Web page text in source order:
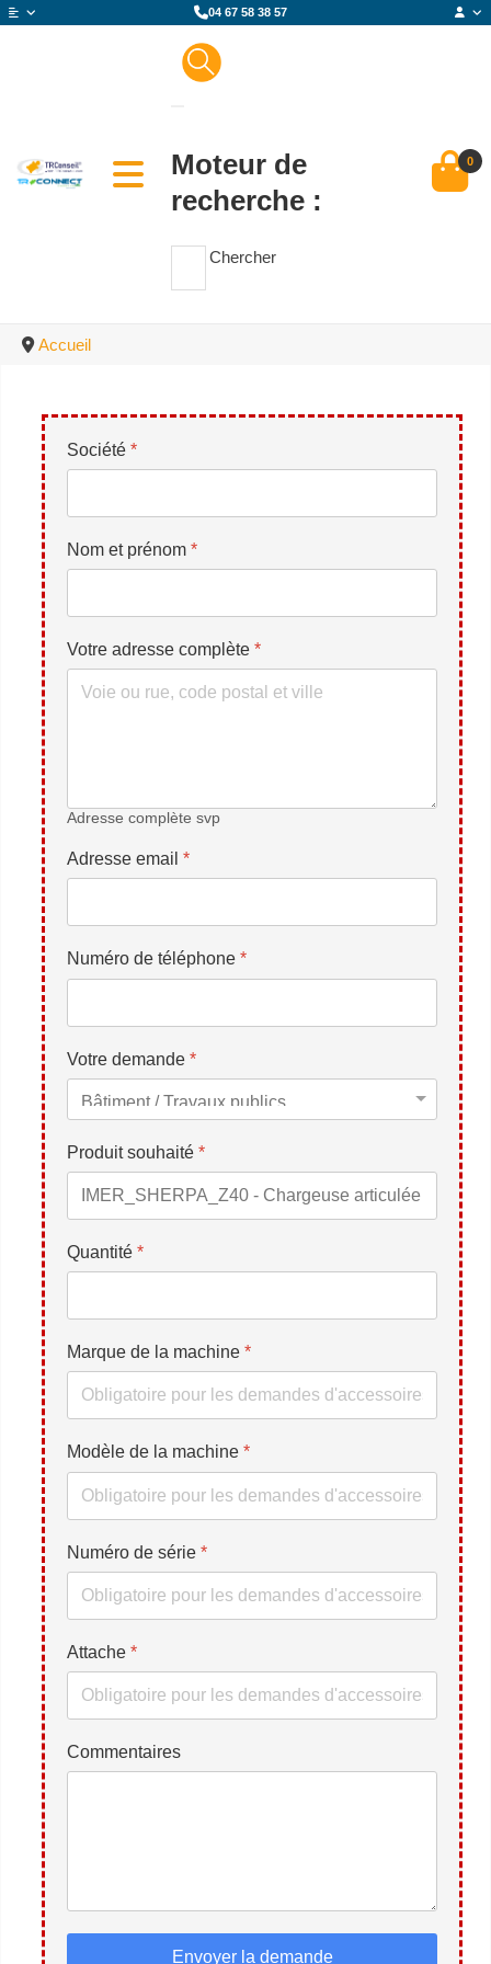
04 67 58 38 57
Moteur de
recherche :
Chercher
0
Accueil
Société *
Nom et prénom *
Votre adresse complète *
Adresse complète svp
Adresse email *
Numéro de téléphone *
Votre demande *
Produit souhaité *
Quantité *
Marque de la machine *
Modèle de la machine *
Numéro de série *
Attache *
Commentaires
Envoyer la demande